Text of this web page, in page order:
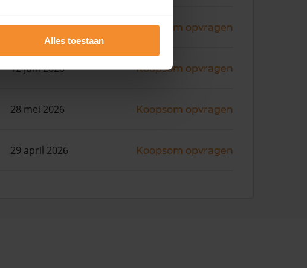
Alles toestaan
15 juni 2026 Koopsom opvragen
12 juni 2026 Koopsom opvragen
28 mei 2026 Koopsom opvragen
29 april 2026 Koopsom opvragen